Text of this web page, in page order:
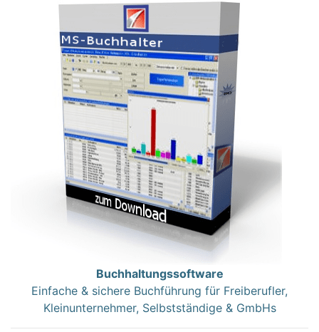
Buchhaltungssoftware
Einfache & sichere Buchführung für Freiberufler,
Kleinunternehmer, Selbstständige & GmbHs